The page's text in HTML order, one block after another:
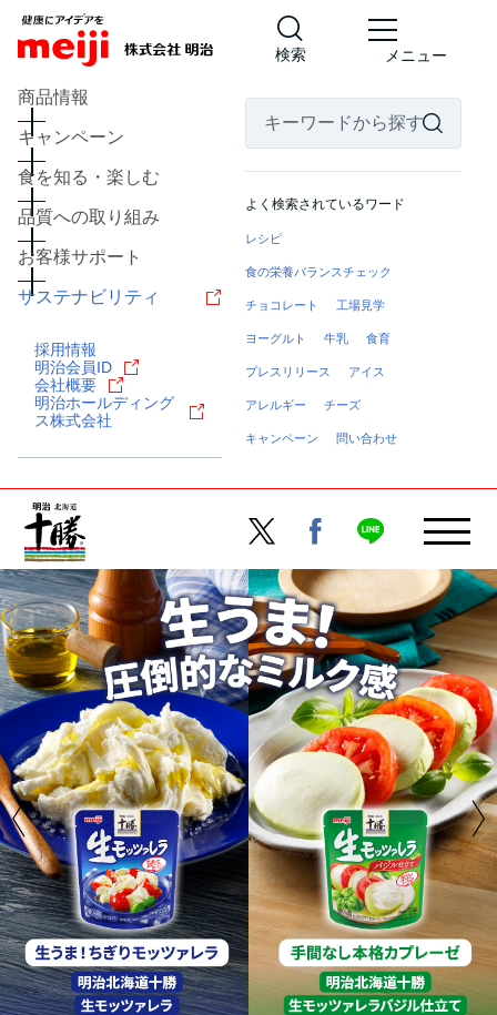
検索 メニュー
商品情報
キャンペーン
食を知る・楽しむ
品質への取り組み
お客様サポート
サステナビリティ
採用情報
明治会員ID
会社概要
明治ホールディング
ス株式会社
よく検索されているワード
レシピ
食の栄養バランスチェック
チョコレート 工場見学
ヨーグルト 牛乳 食育
プレスリリース アイス
アレルギー チーズ
キャンペーン 問い合わせ